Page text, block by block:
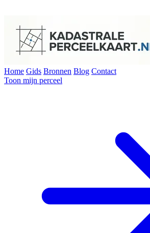
Home Gids Bronnen Blog Contact
Toon mijn perceel